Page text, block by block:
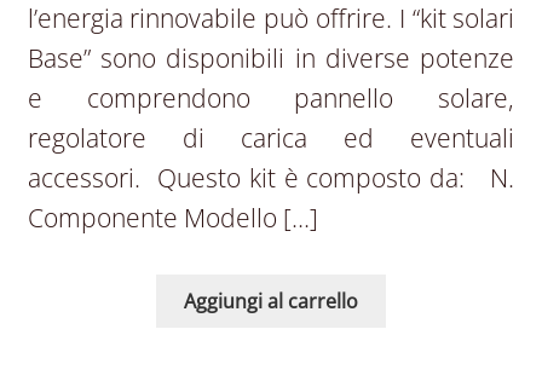
l’energia rinnovabile può offrire. I “kit solari
Base” sono disponibili in diverse potenze
e comprendono pannello solare,
regolatore di carica ed eventuali
accessori. Questo kit è composto da: N.
Componente Modello […]
Aggiungi al carrello